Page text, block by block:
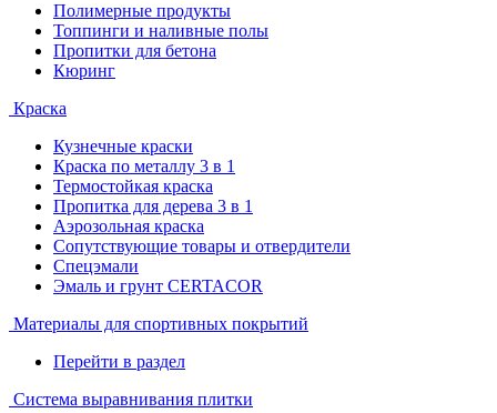
Полимерные продукты
Топпинги и наливные полы
Пропитки для бетона
Кюринг
Краска
Кузнечные краски
Краска по металлу 3 в 1
Термостойкая краска
Пропитка для дерева 3 в 1
Аэрозольная краска
Сопутствующие товары и отвердители
Спецэмали
Эмаль и грунт CERTACOR
Материалы для спортивных покрытий
Перейти в раздел
Система выравнивания плитки